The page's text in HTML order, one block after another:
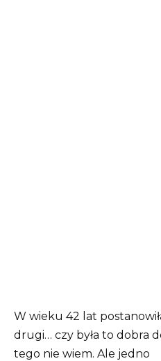
W wieku 42 lat
drugi… czy była to dobra
tego nie wiem. Ale jedno